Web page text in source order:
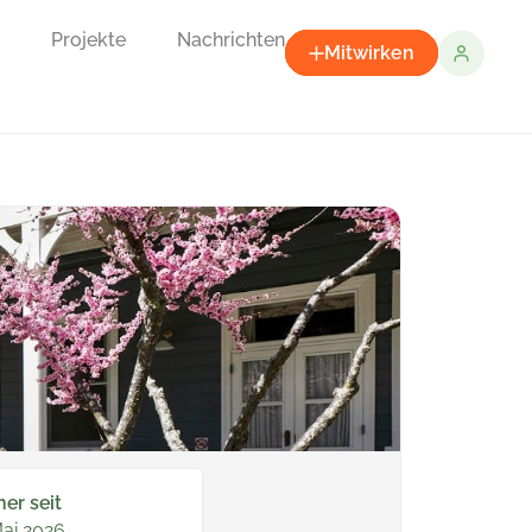
Projekte Nachrichten
Mitwirken
seit